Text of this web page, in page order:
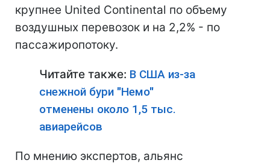
крупнее United Continental по объему
воздушных перевозок и на 2,2% - по
пассажиропотоку.
Читайте также: В США из-за
снежной бури "Немо"
отменены около 1,5 тыс.
авиарейсов
По мнению экспертов, альянс